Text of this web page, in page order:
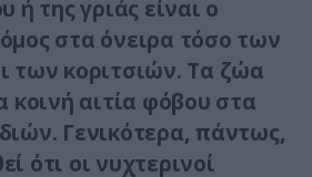
ή της γριάς είναι ο
στα όνειρα τόσο των
των κοριτσιών. Τα ζώα
κοινή αιτία φόβου στα
Γενικότερα, πάντως,
ότι οι νυχτερινοί